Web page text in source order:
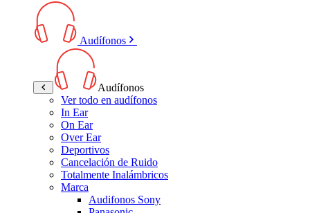
Audífonos
Audífonos
Ver todo en audífonos
In Ear
On Ear
Over Ear
Deportivos
Cancelación de Ruido
Totalmente Inalámbricos
Marca
Audifonos Sony